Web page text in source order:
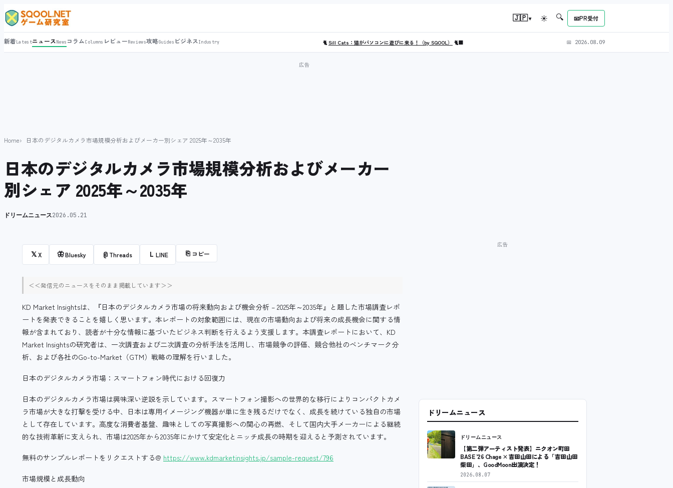
🇯🇵▾ ☀ 🔍 📧PR受付
新着LatestニュースNews コラムColumns レビューReviews攻略Guides ビジネスIndustry 🐈Sill Cats：猫がパソコンに遊びに来る！（by SQOOL） 🐈‍⬛ 📅 2026.08.09
Home 日本のデジタルカメラ市場規模分析およびメーカー別シェア 2025年～2035年
日本のデジタルカメラ市場規模分析およびメーカー
別シェア 2025年～2035年
ドリームニュース2026.05.21
𝕏X 🦋Bluesky @ Threads L LINE ⎘ コピー
＜＜発信元のニュースをそのまま掲載しています＞＞
KD Market Insightsは、『日本のデジタルカメラ市場の将来動向および機会分析 – 2025年～2035年』と題した市場調査レポ
ートを発表できることを嬉しく思います。本レポートの対象範囲には、現在の市場動向および将来の成長機会に関する情
報が含まれており、読者が十分な情報に基づいたビジネス判断を行えるよう支援します。本調査レポートにおいて、KD
Market Insightsの研究者は、一次調査および二次調査の分析手法を活用し、市場競争の評価、競合他社のベンチマーク分
析、および各社のGo-to-Market（GTM）戦略の理解を行いました。
日本のデジタルカメラ市場：スマートフォン時代における回復力
日本のデジタルカメラ市場は興味深い逆説を示しています。スマートフォン撮影への世界的な移行によりコンパクトカメ
ラ市場が大きな打撃を受ける中、日本は専用イメージング機器が単に生き残るだけでなく、成長を続けている独自の市場
として存在しています。高度な消費者基盤、趣味としての写真撮影への関心の再燃、そして国内大手メーカーによる継続
的な技術革新に支えられ、市場は2025年から2035年にかけて安定化とニッチ成長の時期を迎えると予測されています。
無料のサンプルレポートをリクエストする@ https://www.kdmarketinsights.jp/sample-request/796
市場規模と成長動向
ドリームニュース
ドリームニュース
【第二弾アーティスト発表】ニクオン町田
BASE ’26 Chage × 吉田山田による「吉田山田
柴田」、GoodMoon出演決定！
2026.08.07